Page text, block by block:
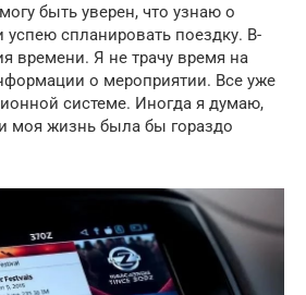
быть уверен, что узнаю о
успею спланировать поездку. В-
времени. Я не трачу время на
о мероприятии. Все уже
системе. Иногда я думаю,
моя жизнь была бы гораздо